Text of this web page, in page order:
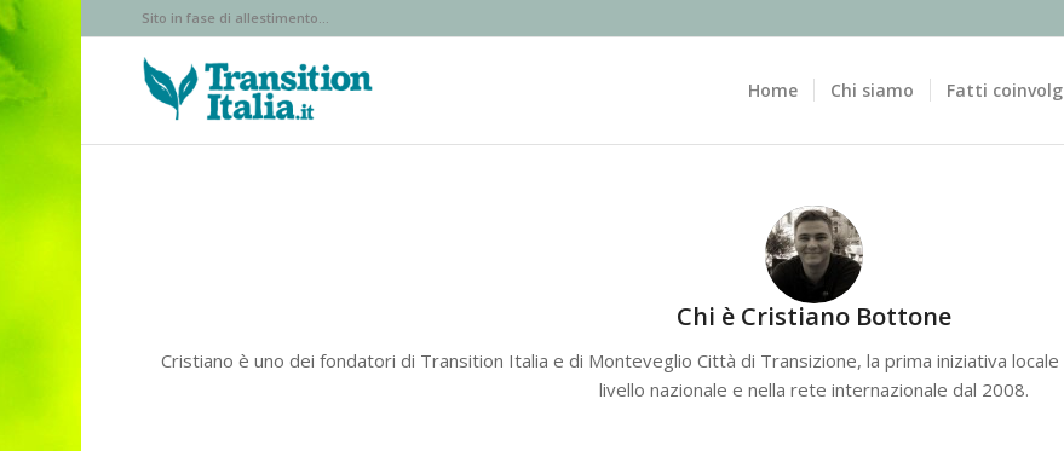
Sito in fase di allestimento...
Home Chi siamo Fatti
Chi è Cristiano Bottone
Cristiano è uno dei fondatori di Transition Italia e di Monteveglio Città di Transizione, la prima iniziativa
livello nazionale e nella rete internazionale dal 2008.